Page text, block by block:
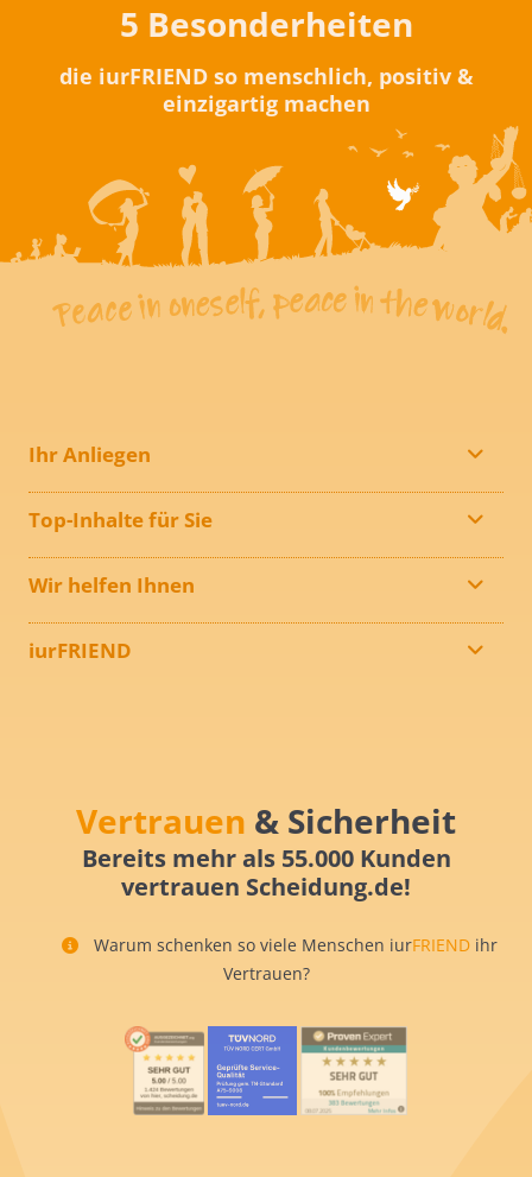
5 Besonderheiten
die iurFRIEND so menschlich, positiv &
einzigartig machen
Ihr Anliegen
Top-Inhalte für Sie
Wir helfen Ihnen
iurFRIEND
Vertrauen & Sicherheit
Bereits mehr als 55.000 Kunden
vertrauen Scheidung.de!
Warum schenken so viele Menschen iurFRIEND ihr
Vertrauen?